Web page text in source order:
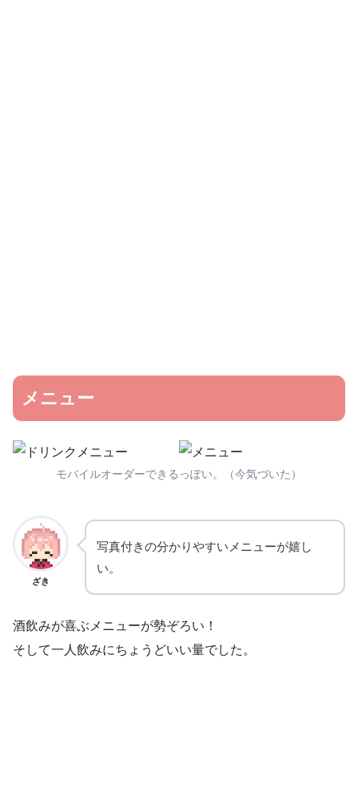
メニュー
モバイルオーダーできるっぽい。（今気づいた）
ざき
写真付きの分かりやすいメニューが嬉し
い。
酒飲みが喜ぶメニューが勢ぞろい！
そして一人飲みにちょうどいい量でした。